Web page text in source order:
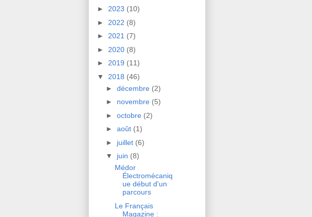
► 2023 (10)
► 2022 (8)
► 2021 (7)
► 2020 (8)
► 2019 (11)
▼ 2018 (46)
► décembre (2)
► novembre (5)
► octobre (2)
► août (1)
► juillet (6)
▼ juin (8)
Médor
Électromécaniq
ue début d'un
parcours
Le Français
Magazine :